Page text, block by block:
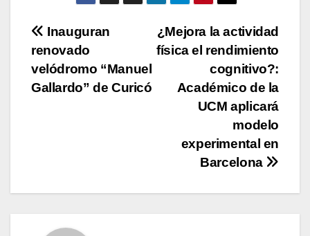
Navegación
de
entradas
¿Mejora la actividad
física el rendimiento
cognitivo?:
Académico de la
UCM aplicará
modelo
experimental en
Barcelona
Inauguran
renovado
velódromo “Manuel
Gallardo” de Curicó